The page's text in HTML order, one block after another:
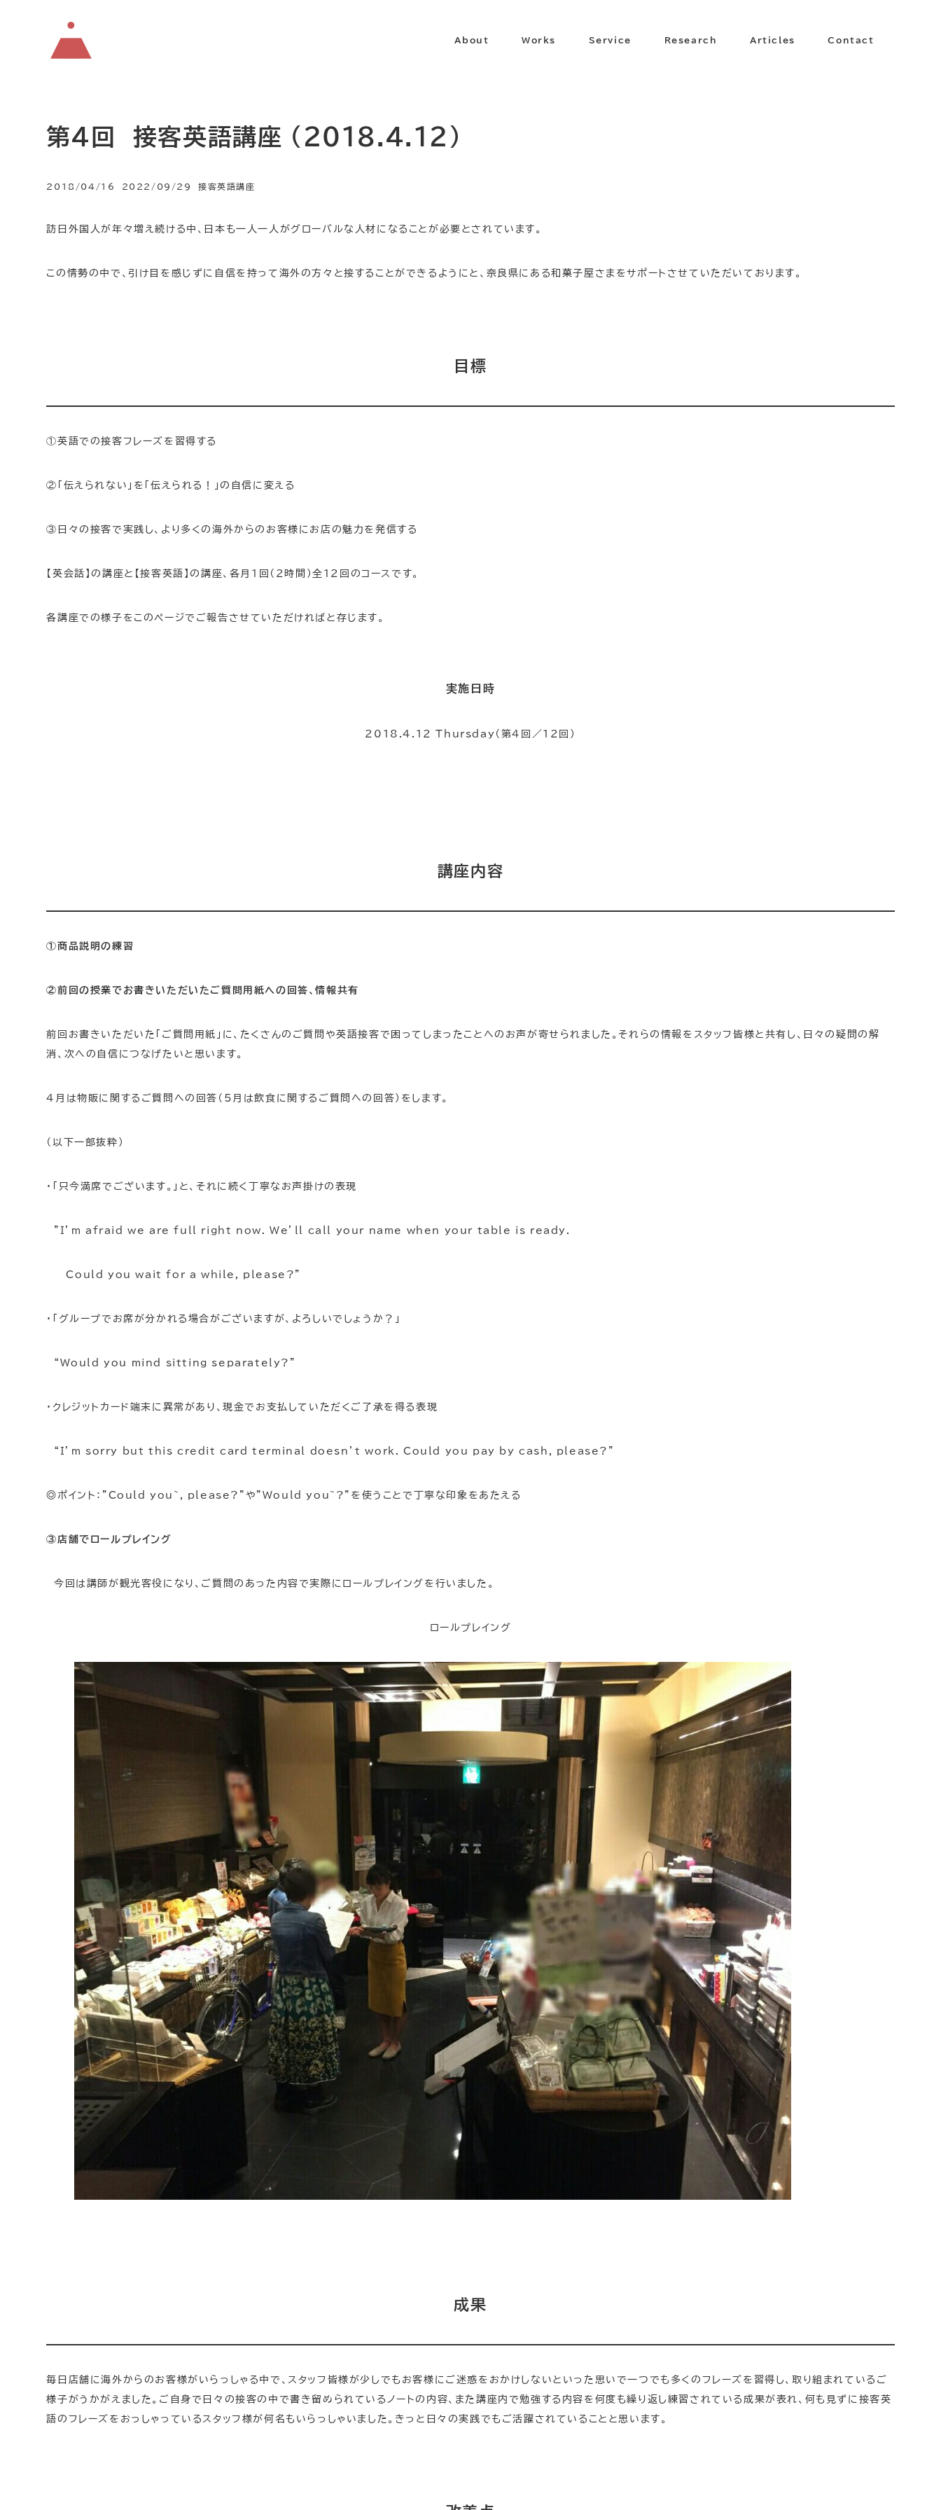
About Works Service Research Articles Contact
第4回 接客英語講座 (2018.4.12)
2018/04/16
2022/09/29 カテゴリー
接客英語講座
訪日外国人が年々増え続ける中、日本も一人一人がグローバルな人材になることが必要とされています。
この情勢の中で、引け目を感じずに自信を持って海外の方々と接することができるようにと、奈良県にある和菓子屋さまをサポートさせていただいております。
目標
①英語での接客フレーズを習得する
②「伝えられない」を「伝えられる！」の自信に変える
③日々の接客で実践し、より多くの海外からのお客様にお店の魅力を発信する
【英会話】の講座と【接客英語】の講座、各月1回（2時間）全12回のコースです。
各講座での様子をこのページでご報告させていただければと存じます。
実施日時
2018.4.12 Thursday（第4回／12回）
講座内容
①商品説明の練習
②前回の授業でお書きいただいたご質問用紙への回答、情報共有
前回お書きいただいた「ご質問用紙」に、たくさんのご質問や英語接客で困ってしまったことへのお声が寄せられました。それらの情報をスタッフ皆様と共有し、日々の疑問の解
消、次への自信につなげたいと思います。
4月は物販に関するご質問への回答（5月は飲食に関するご質問への回答）をします。
（以下一部抜粋）
・「只今満席でございます。」と、それに続く丁寧なお声掛けの表現
”I’m afraid we are full right now. We’ll call your name when your table is ready.
Could you wait for a while, please?”
・「グループでお席が分かれる場合がございますが、よろしいでしょうか？」
“Would you mind sitting separately?”
・クレジットカード端末に異常があり、現金でお支払していただくご了承を得る表現
“I’m sorry but this credit card terminal doesn’t work. Could you pay by cash, please?”
◎ポイント：”Could you~, please?”や”Would you~?”を使うことで丁寧な印象をあたえる
③店舗でロールプレイング
今回は講師が観光客役になり、ご質問のあった内容で実際にロールプレイングを行いました。
ロールプレイング
成果
毎日店舗に海外からのお客様がいらっしゃる中で、スタッフ皆様が少しでもお客様にご迷惑をおかけしないといった思いで一つでも多くのフレーズを習得し、取り組まれているご
様子がうかがえました。ご自身で日々の接客の中で書き留められているノートの内容、また講座内で勉強する内容を何度も繰り返し練習されている成果が表れ、何も見ずに接客英
語のフレーズをおっしゃっているスタッフ様が何名もいらっしゃいました。きっと日々の実践でもご活躍されていることと思います。